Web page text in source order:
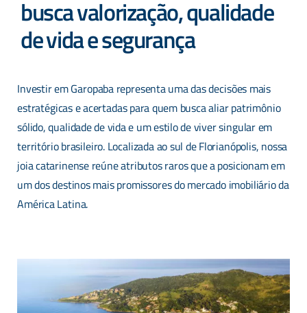
Investir em Garopaba representa uma das decisões mais
estratégicas e acertadas para quem busca aliar patrimônio
sólido, qualidade de vida e um estilo de viver singular em
território brasileiro. Localizada ao sul de Florianópolis, nossa
joia catarinense reúne atributos raros que a posicionam em
um dos destinos mais promissores do mercado imobiliário da
América Latina.